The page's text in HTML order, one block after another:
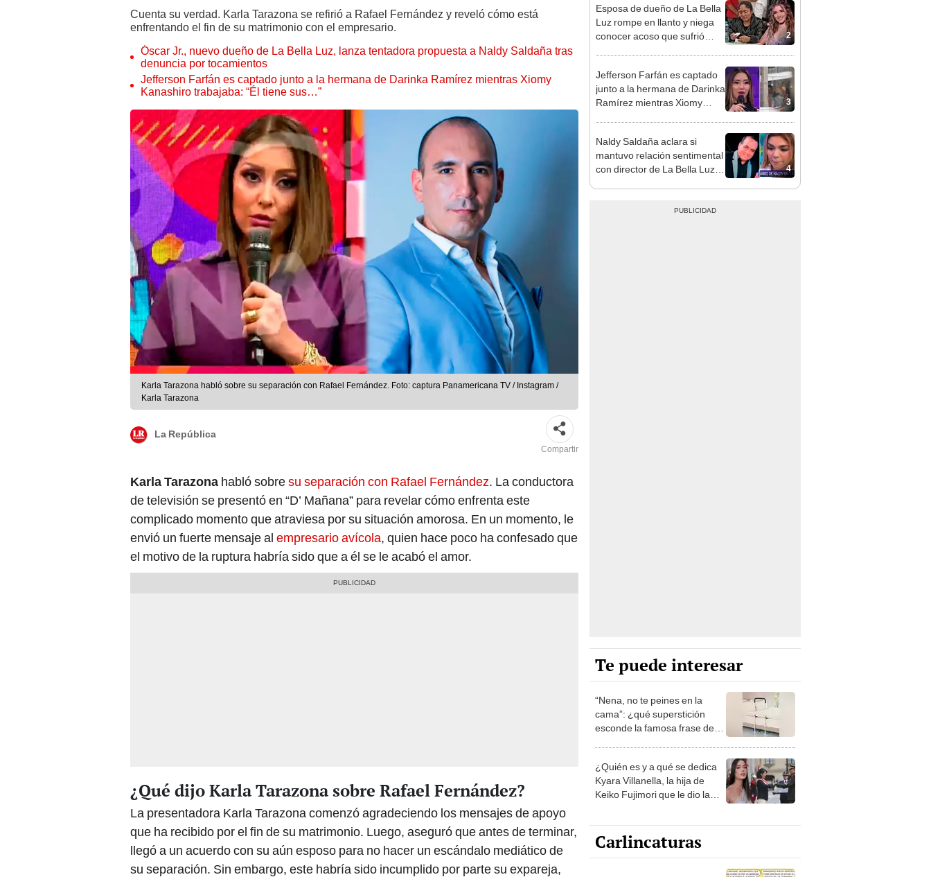
Cuenta su verdad. Karla Tarazona se refirió a Rafael Fernández y reveló cómo está
enfrentando el fin de su matrimonio con el empresario.
Óscar Jr., nuevo dueño de La Bella Luz, lanza tentadora propuesta a Naldy Saldaña tras
denuncia por tocamientos
Jefferson Farfán es captado junto a la hermana de Darinka Ramírez mientras Xiomy
Kanashiro trabajaba: “Él tiene sus…”
Karla Tarazona habló sobre su separación con Rafael Fernández. Foto: captura Panamericana TV / Instagram /
Karla Tarazona
La República
Compartir
Karla Tarazona habló sobresu separación con Rafael Fernández. La conductora
de televisión se presentó en “D’ Mañana” para revelar cómo enfrenta este
complicado momento que atraviesa por su situación amorosa. En un momento, le
envió un fuerte mensaje al empresario avícola, quien hace poco ha confesado que
el motivo de la ruptura habría sido que a él se le acabó el amor.
¿Qué dijo Karla Tarazona sobre Rafael Fernández?
La presentadora Karla Tarazona comenzó agradeciendo los mensajes de apoyo
que ha recibido por el fin de su matrimonio. Luego, aseguró que antes de terminar,
llegó a un acuerdo con su aún esposo para no hacer un escándalo mediático de
su separación. Sin embargo, este habría sido incumplido por parte su expareja,
tipo de ley”
2
Esposa de dueño de La Bella
Luz rompe en llanto y niega
conocer acoso que sufrió
3
Jefferson Farfán es captado
junto a la hermana de Darinka
Ramírez mientras Xiomy
4
Naldy Saldaña aclara si
mantuvo relación sentimental
con director de La Bella Luz
Te puede interesar
“Nena, no te peines en la
cama”: ¿qué superstición
esconde la famosa frase de
¿Quién es y a qué se dedica
Kyara Villanella, la hija de
Keiko Fujimori que le dio la
Carlincaturas